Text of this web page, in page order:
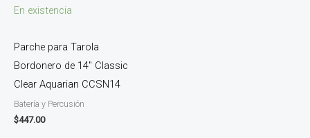
En existencia
Parche para Tarola
Bordonero de 14″ Classic
Clear Aquarian CCSN14
Batería y Percusión
$447.00